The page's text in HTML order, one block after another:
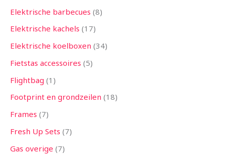
Elektrische barbecues 8
Elektrische kachels 17
Elektrische koelboxen 34
Fietstas accessoires 5
Flightbag 1
Footprint en grondzeilen 18
Frames 7
Fresh Up Sets 7
Gas overige 7